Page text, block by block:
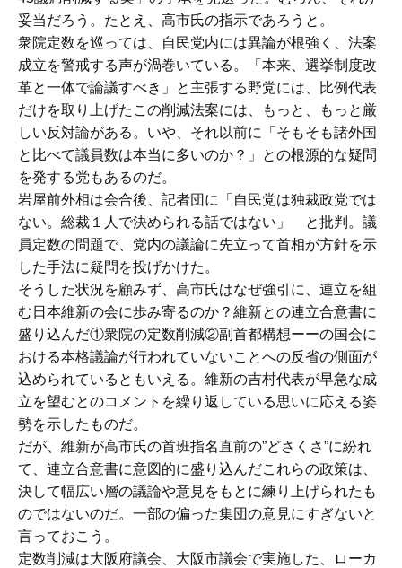
妥当だろう。たとえ、高市氏の指示であろうと。
衆院定数を巡っては、自民党内には異論が根強く、法案
成立を警戒する声が渦巻いている。「本来、選挙制度改
革と一体で論議すべき」と主張する野党には、比例代表
だけを取り上げたこの削減法案には、もっと、もっと厳
しい反対論がある。いや、それ以前に「そもそも諸外国
と比べて議員数は本当に多いのか？」との根源的な疑問
を発する党もあるのだ。
岩屋前外相は会合後、記者団に「自民党は独裁政党では
ない。総裁１人で決められる話ではない」 と批判。議
員定数の問題で、党内の議論に先立って首相が方針を示
した手法に疑問を投げかけた。
そうした状況を顧みず、高市氏はなぜ強引に、連立を組
む日本維新の会に歩み寄るのか？維新との連立合意書に
盛り込んだ①衆院の定数削減②副首都構想ーーの国会に
おける本格議論が行われていないことへの反省の側面が
込められているともいえる。維新の吉村代表が早急な成
立を望むとのコメントを繰り返している思いに応える姿
勢を示したものだ。
だが、維新が高市氏の首班指名直前の”どさくさ”に紛れ
て、連立合意書に意図的に盛り込んだこれらの政策は、
決して幅広い層の議論や意見をもとに練り上げられたも
のではないのだ。一部の偏った集団の意見にすぎないと
言っておこう。
定数削減は大阪府議会、大阪市議会で実施した、ローカ